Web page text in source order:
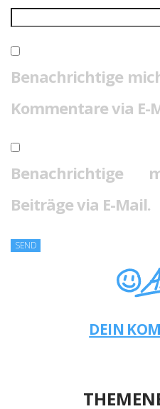
Benachrichtige
Kommentare via E-
Beiträge via E-Mail.
DEIN